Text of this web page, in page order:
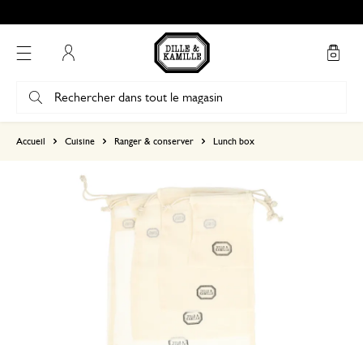
Accueil Cuisine Ranger & conserver Lunch box